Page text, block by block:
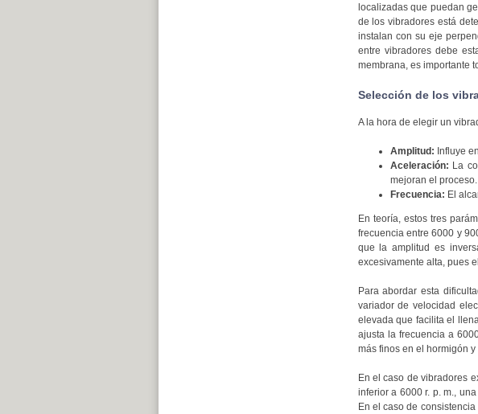
localizadas que puedan
de los vibradores está
instalan con su eje
entre vibradores debe
membrana, es importante
Selección de los
A la hora de elegir un
Amplitud: Influye
Aceleración: La
mejoran el
Frecuencia: El
En teoría, estos tres
frecuencia entre 6000 y
que la amplitud es
excesivamente alta, pues
Para abordar esta
variador de velocidad
elevada que facilita el
ajusta la frecuencia a
más finos en el hormigón
En el caso de vibradores
inferior a 6000 r. p. m.,
En el caso de